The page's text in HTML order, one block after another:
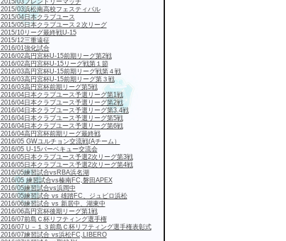
2015/03フレンドリーマッチ
2015/03浜松南高校フェスティバル
2015/04日本クラブユース
2015/05日本クラブユース２次リーグ
2015/10リーグ最終戦U-15
2015/12三重遠征
2016/01強化試合
2016/02高円宮杯U-15前期リーグ第2戦
2016/02高円宮杯U-15リーグ戦第１節
2016/03高円宮杯U-15前期リーグ戦第４戦
2016/03高円宮杯U-15前期リーグ第３戦
2016/03高円宮杯前期リーグ第5戦
2016/04日本クラブユース予選リーグ第1戦
2016/04日本クラブユース予選リーグ第2戦
2016/04日本クラブユース予選リーグ第3.4戦
2016/04日本クラブユース予選リーグ第5戦
2016/04日本クラブユース予選リーグ第6戦
2016/04高円宮杯前期リーグ最終戦
2016/05 GWユルチョン交流戦(Aチーム）
2016/05 U-15バーベキュー交流会
2016/05日本クラブユース予選2次リーグ第3戦
2016/05日本クラブユース予選2次リーグ第4戦
2016/05練習試合vsRBA浜名湖
2016/05 練習試合vs榛南FC,磐田APEX
2016/05練習試合vs浜岡中
2016/05練習試合 vs 雄踏FC、ジュビロ浜松
2016/06練習試合 vs 新居中、湖東中
2016/06高円宮杯後期リーグ第1戦
2016/07前島Ｃ杯リフティング選手権
2016/07Ｕ－１３前島Ｃ杯リフティング選手権表彰式
2016/07練習試合 vs浜松FC,LIBERO